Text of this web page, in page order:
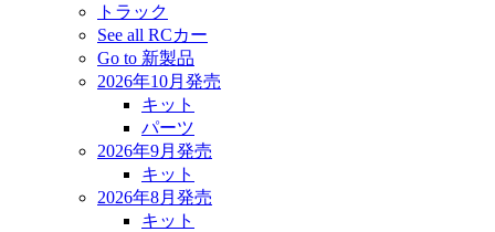
トラック
See all RCカー
Go to 新製品
2026年10月発売
キット
パーツ
2026年9月発売
キット
2026年8月発売
キット